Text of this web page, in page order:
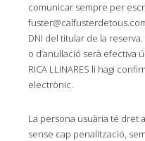
comunicar sempre per
DNI del titular de la
o d’anul·lació serà efectiva
RICA LLINARES li hagi
electrònic.
La persona usuària té dret
sense cap penalització,